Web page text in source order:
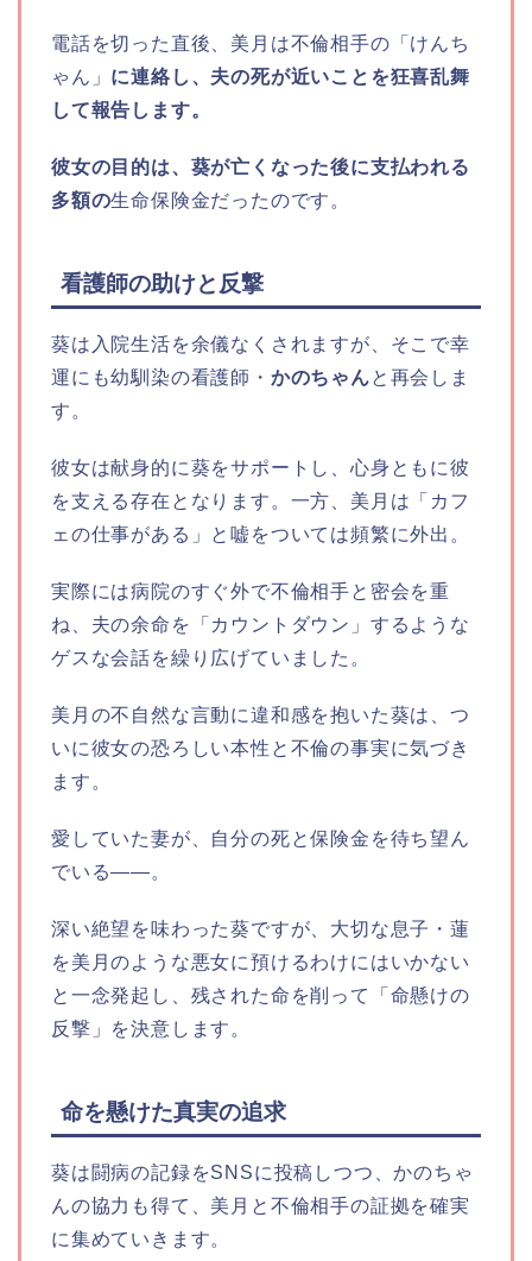
電話を切った直後、美月は不倫相手の「けんち
ゃん」 に連絡し、夫の死が近いことを狂喜乱舞
して報告します。
彼女の目的は、葵が亡くなった後に支払われる
多額の生命保険金だったのです。
看護師の助けと反撃
葵は入院生活を余儀なくされますが、そこで幸
運にも幼馴染の看護師・ かのちゃんと再会しま
す。
彼女は献身的に葵をサポートし、心身ともに彼
を支える存在となります。一方、美月は「カフ
ェの仕事がある」と嘘をついては頻繁に外出。
実際には病院のすぐ外で不倫相手と密会を重
ね、夫の余命を「カウントダウン」するような
ゲスな会話を繰り広げていました。
美月の不自然な言動に違和感を抱いた葵は、つ
いに彼女の恐ろしい本性と不倫の事実に気づき
ます。
愛していた妻が、自分の死と保険金を待ち望ん
でいる――。
深い絶望を味わった葵ですが、大切な息子・蓮
を美月のような悪女に預けるわけにはいかない
と一念発起し、残された命を削って「命懸けの
反撃」を決意します。
命を懸けた真実の追求
葵は闘病の記録をSNSに投稿しつつ、かのちゃ
んの協力も得て、美月と不倫相手の証拠を確実
に集めていきます。